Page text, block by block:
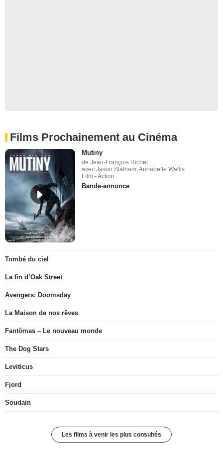
Films Prochainement au Cinéma
Mutiny
de Jean-François Richet
avec Jason Statham, Annabelle Wallis
Film - Action
Bande-annonce
Tombé du ciel
La fin d’Oak Street
Avengers: Doomsday
La Maison de nos rêves
Fantômas – Le nouveau monde
The Dog Stars
Leviticus
Fjord
Soudain
Les films à venir les plus consultés